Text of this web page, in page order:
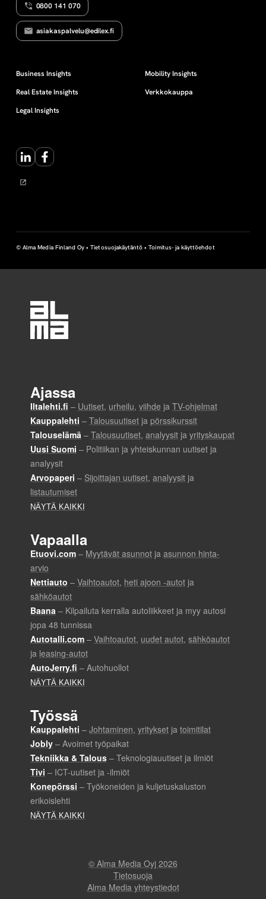
0800 141 070
asiakaspalvelu@edilex.fi
Business Insights
Real Estate Insights
Legal Insights
Mobility Insights
Verkkokauppa
LinkedInFacebook
© Alma Media Finland Oy •Tietosuojakäytäntö •Toimitus- ja käyttöehdot